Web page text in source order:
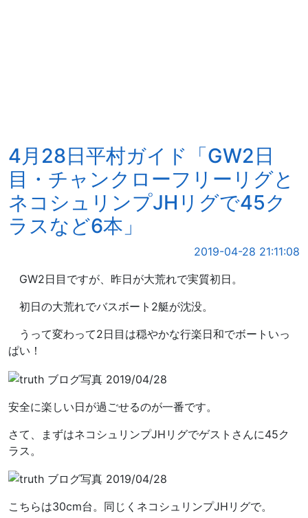
4月28日平村ガイド「GW2日
目・チャンクローフリーリグと
ネコシュリンプJHリグで45ク
ラスなど6本」
2019-04-28 21:11:08
GW2日目ですが、昨日が大荒れで実質初日。
初日の大荒れでバスボート2艇が沈没。
うって変わって2日目は穏やかな行楽日和でボートいっ
ぱい！
安全に楽しい日が過ごせるのが一番です。
さて、まずはネコシュリンプJHリグでゲストさんに45ク
ラス。
こちらは30cm台。同じくネコシュリンプJHリグで。